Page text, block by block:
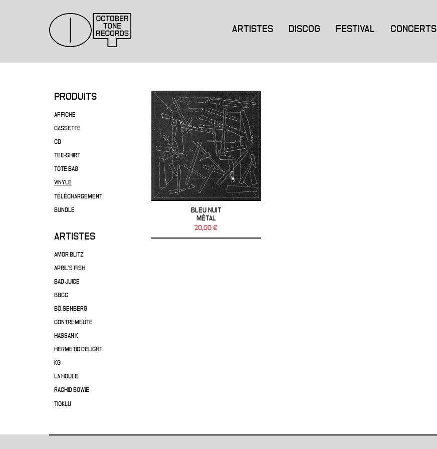
ARTISTES DISCOG FESTIVAL CONCERTS
PRODUITS
AFFICHE
CASSETTE
CD
TEE-SHIRT
TOTE BAG
VINYLE
TÉLÉCHARGEMENT
BUNDLE
ARTISTES
AMOR BLITZ
APRIL'S FISH
BAD JUICE
BBCC
BÖ.SENBERG
CONTREMEUTE
HASSAN K
HERMETIC DELIGHT
KG
LA HOULE
RACHID BOWIE
TIOKLU
BLEU NUIT
MÉTAL
20,00 €